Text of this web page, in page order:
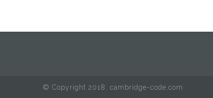
© Copyright 2018. cambridge-code.com